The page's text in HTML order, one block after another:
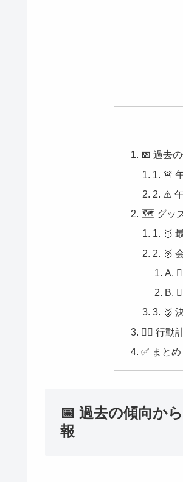
📅 過去
1. 🚨
2. ⚠️
🗺️ グッズ
1. 🥇
2. 🥈
A.
B.
3. 🥉
🏃‍♀️ 行動
✅ まと
📅 過去の傾向か
報